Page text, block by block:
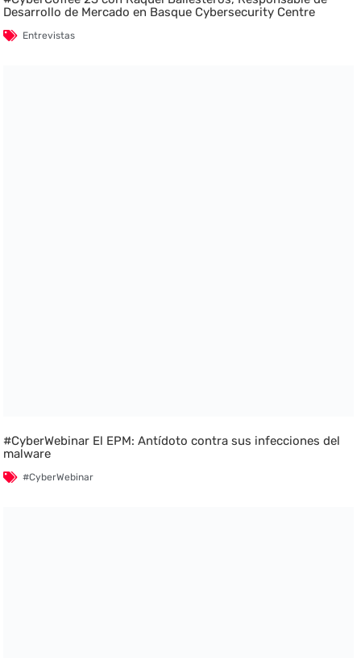
Desarrollo de Mercado en Basque Cybersecurity Centre
Entrevistas
#CyberWebinar El EPM: Antídoto contra sus infecciones del
malware
#CyberWebinar